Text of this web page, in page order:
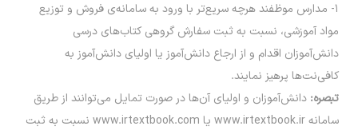
۱- مدارس موظفند هرچه سریع‌تر با ورود به سامانه‌ی فروش و توزیع
مواد آموزشی، نسبت به ثبت سفارش گروهی کتاب‌های درسی
دانش‌آموزان اقدام و از ارجاع دانش‌آموز یا اولیای دانش‌آموز به
کافی‌نت‌ها پرهیز نمایند.
تبصره: دانش‌آموزان و اولیای آن‌ها در صورت تمایل می‌توانند از طریق
سامانه www.irtextbook.ir یا www.irtextbook.com نسبت به ثبت